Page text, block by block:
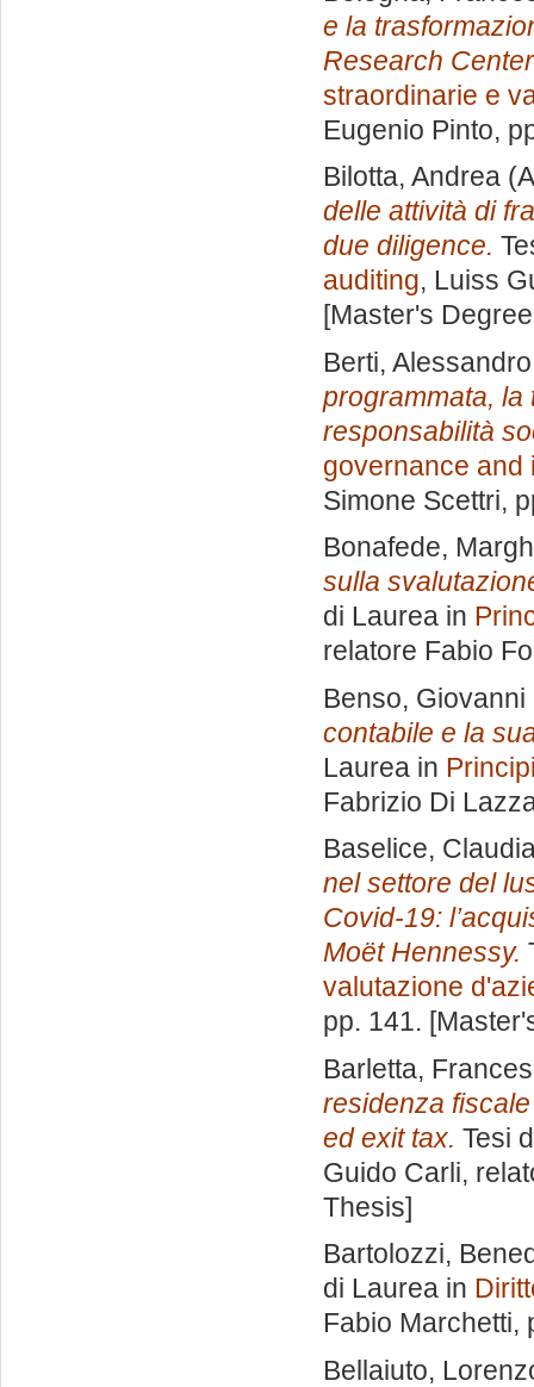
e la
Research
straordinarie e
Eugenio Pinto,
Bilotta, Andrea
delle attività di
due diligence.
auditing, Luiss
[Master's
Berti, Alessandro
programmata, la
responsabilità
governance and
Simone Scettri,
Bonafede,
sulla
di Laurea in
relatore Fabio
Benso, Giovanni
contabile e la
Laurea in
Fabrizio Di
Baselice,
nel settore del
Covid-19:
Moët Hennessy.
valutazione
pp. 141.
Barletta,
residenza
ed exit tax. Tesi
Guido Carli,
Thesis]
Bartolozzi,
di Laurea in
Fabio Marchetti,
Bellaiuto,